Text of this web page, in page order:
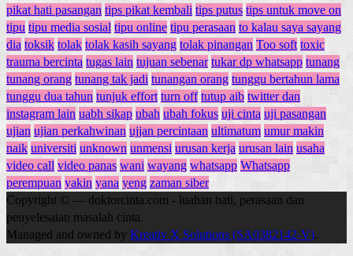
pikat hati pasangan tips pikat kembali tips putus tips untuk move on
tipu tipu media sosial tipu online tipu perasaan to kalau saya sayang
dia toksik tolak tolak kasih sayang tolak pinangan Too soft toxic
trauma bercinta tugas lain tujuan sebenar tukar dp whatsapp tunang
tunang orang tunang tak jadi tunangan orang tunggu bertahun lama
tunggu dua tahun tunjuk effort turn off tutup aib twitter dan
instagram lain uabh sikap ubah ubah fokus uji cinta uji pasangan
ujian ujian perkahwinan ujjan percintaan ultimatum umur makin
naik universiti unknown unmensi urusan kerja urusan lain usaha
video call video panas wani wayang whatsapp Whatsapp
perempuan yakin yana yeng zaman siber
Copyright © — doktorcinta.com - luahan hati, perasaan dan
penyelesaian masalah cinta.
Managed and owned by Kreativ X Solutions (SA0382142-V).